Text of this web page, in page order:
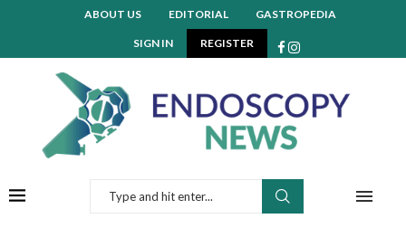
ABOUT US EDITORIAL GASTROPEDIA
SIGN IN REGISTER